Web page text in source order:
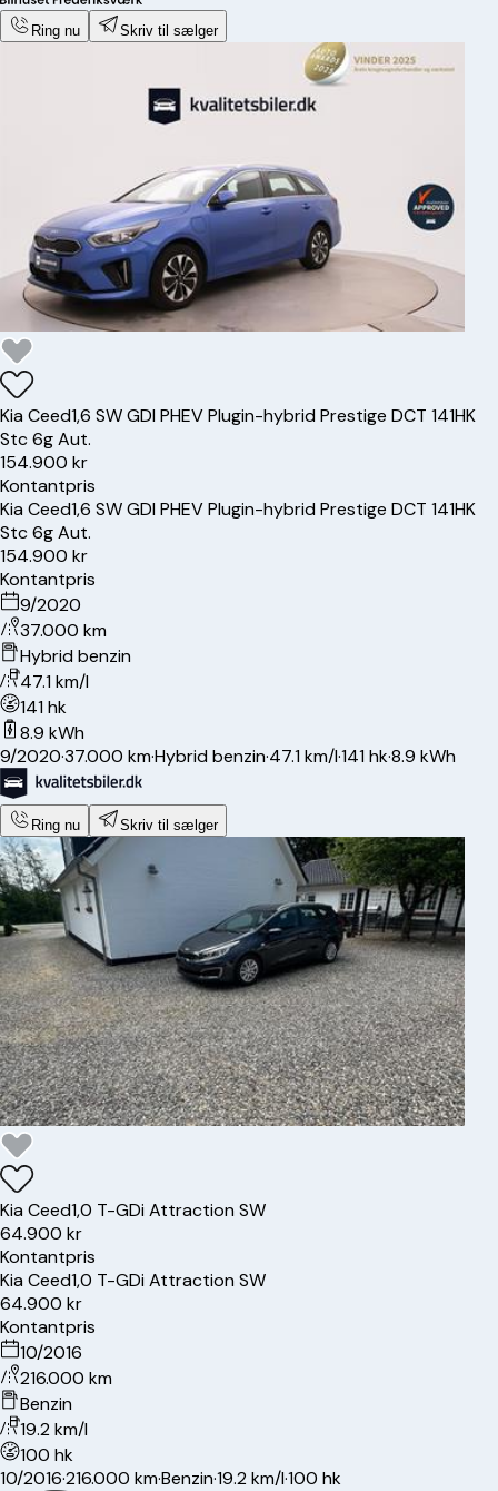
Ring nu Skriv til sælger
KiaCeed1,6 SW GDI PHEV Plugin-hybrid Prestige DCT 141HK
Stc 6g Aut.
154.900 kr
Kontantpris
KiaCeed1,6 SW GDI PHEV Plugin-hybrid Prestige DCT 141HK
Stc 6g Aut.
154.900 kr
Kontantpris
9/2020
37.000 km
Hybrid benzin
47.1 km/l
141 hk
8.9 kWh
9/2020·37.000 km·Hybrid benzin·47.1 km/l·141 hk·8.9 kWh
Ring nu Skriv til sælger
KiaCeed1,0 T-GDi Attraction SW
64.900 kr
Kontantpris
KiaCeed1,0 T-GDi Attraction SW
64.900 kr
Kontantpris
10/2016
216.000 km
Benzin
19.2 km/l
100 hk
10/2016·216.000 km·Benzin·19.2 km/l·100 hk